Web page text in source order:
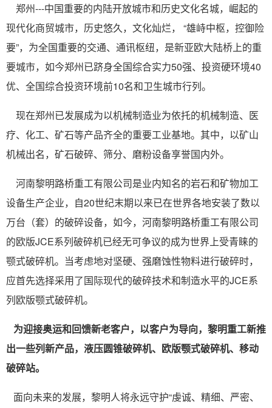
郑州---中国重要的内陆开放城市和历史文化名城，崛起的
现代化商贸城市，历史悠久，文化灿烂， “雄峙中枢，控御险
要”，为全国重要的交通、通讯枢纽，是新亚欧大陆桥上的重
要城市，如今郑州已跻身全国综合实力50强、投资硬环境40
优、全国综合投资环境前10名和卫生城市行列。
现在郑州已发展成为以机械制造业为依托的机械制造、医
疗、化工、矿石等产品齐全的重要工业基地。其中，以矿山
机械出名，矿石破碎、筛分、磨粉设备享誉国内外。
河南黎明路桥重工有限公司是业内知名的岩石和矿物加工
设备生产企业，自20世纪末期以来已在世界各地安装了数以
万台（套）的破碎设备，如今，河南黎明路桥重工有限公司
的欧版JCE系列破碎机已经无可争议的成为世界上受青睐的
颚式破碎机。当考虑地对坚硬、强磨蚀性物料进行破碎时，
应首先选择采用了国际现代的破碎技术和制造水平的JCE系
列欧版颚式破碎机。
为迎接奥运和回馈新老客户，以客户为导向，黎明重工新推
出一些列新产品，液压圆锥破碎机、欧版颚式破碎机、移动
破碎站。
面向未来的发展，黎明人将永远守护“虔诚、精细、严密、